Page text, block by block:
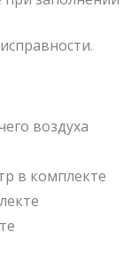
воздуха
в комплекте